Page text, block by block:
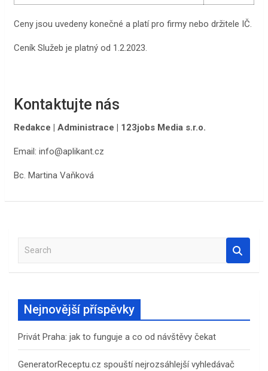
Ceny jsou uvedeny konečné a platí pro firmy nebo držitele IČ.
Ceník Služeb je platný od 1.2.2023.
Kontaktujte nás
Redakce | Administrace | 123jobs Media s.r.o.
Email: info@aplikant.cz
ㅤBc. Martina Vaňková
a
h
Nejnovější příspěvky
Privát Praha: jak to funguje a co od návštěvy čekat
GeneratorReceptu.cz spouští nejrozsáhlejší vyhledávač